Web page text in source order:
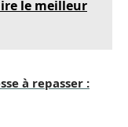
le meilleur
à repasser :